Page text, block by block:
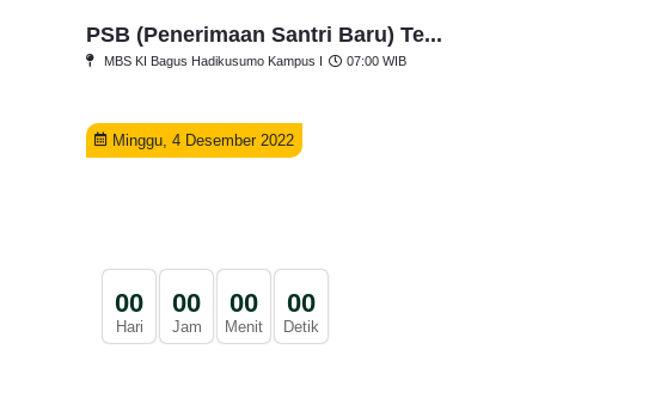
PSB (Penerimaan Santri Baru) Te...
MBS KI Bagus Hadikusumo Kampus I 07:00 WIB
Minggu, 4 Desember 2022
00
Hari
00
Jam
00
Menit
00
Detik